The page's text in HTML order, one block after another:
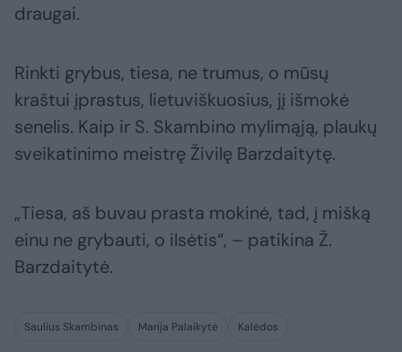
draugai.
Rinkti grybus, tiesa, ne trumus, o mūsų
kraštui įprastus, lietuviškuosius, jį išmokė
senelis. Kaip ir S. Skambino mylimąją, plaukų
sveikatinimo meistrę Živilę Barzdaitytę.
„Tiesa, aš buvau prasta mokinė, tad, į mišką
einu ne grybauti, o ilsėtis“, – patikina Ž.
Barzdaitytė.
Saulius Skambinas Marija Palaikytė Kalėdos